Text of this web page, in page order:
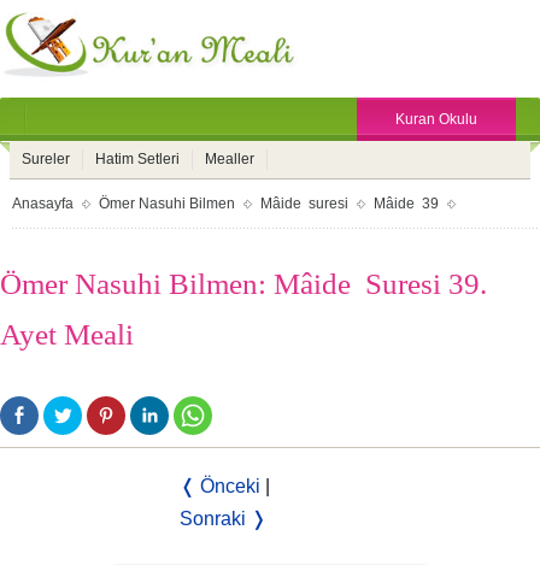
Kuran Okulu
Sureler Hatim Setleri Mealler
Anasayfa Ömer Nasuhi Bilmen Mâide suresi Mâide 39
Ömer Nasuhi Bilmen: Mâide Suresi 39.
Ayet Meali
❬ Önceki
Sonraki ❭